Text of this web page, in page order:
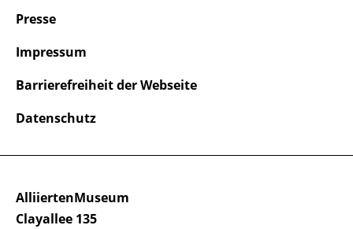
AlliiertenMuseum
Clayallee 135
Presse
Impressum
Barrierefreiheit der Webseite
Datenschutz